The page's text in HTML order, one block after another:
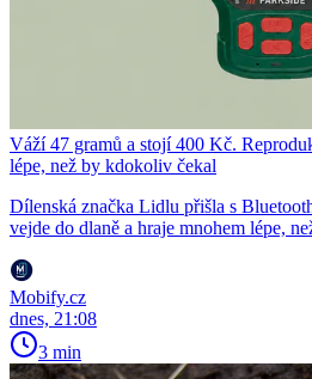
Váží 47 gramů a stojí 400 Kč.
lépe, než by kdokoliv čekal
Dílenská značka Lidlu přišla s
vejde do dlaně a hraje mnohem lépe,
Mobify.cz
dnes, 21:08
3 min